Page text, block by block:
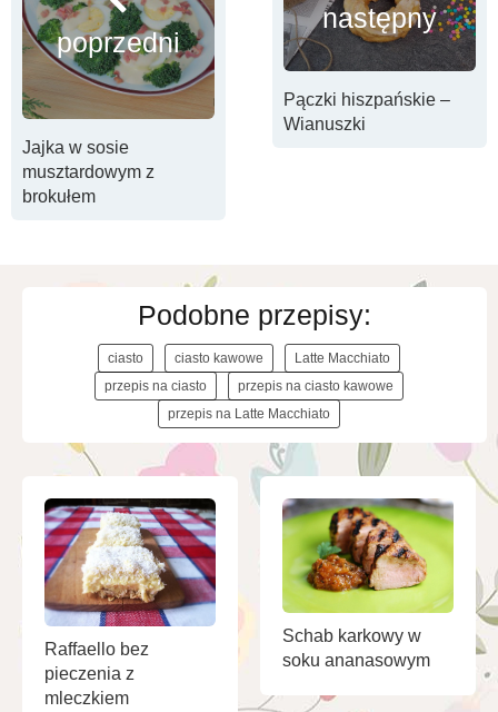
poprzedni
Jajka w sosie
musztardowym z
brokułem
następny
Pączki hiszpańskie –
Wianuszki
Podobne przepisy:
ciasto ciasto kawowe
Latte Macchiato
przepis na ciasto
przepis na ciasto kawowe
przepis na Latte Macchiato
Raffaello bez
pieczenia z
mleczkiem
Schab karkowy w
soku ananasowym